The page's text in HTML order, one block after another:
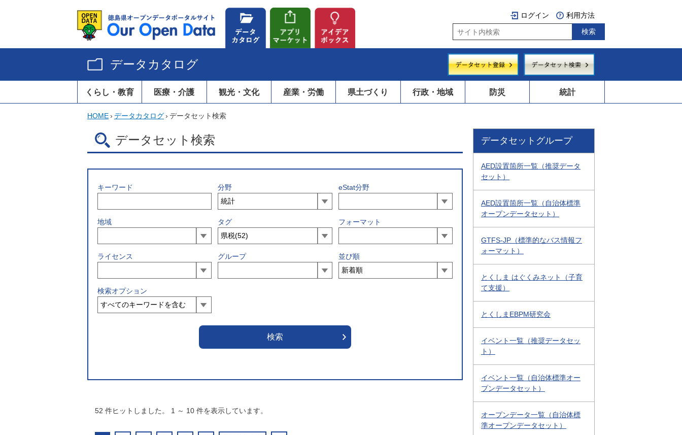
ログイン 利用方法
データカタログ
くらし・教育 医療・介護 観光・文化 産業・労働 県土づくり 行政・地域 防災 統計
HOME› データカタログ› データセット検索
データセット検索
キーワード 分野 eStat分野
地域 タグ フォーマット
ライセンス グループ 並び順
検索オプション
52 件ヒットしました。 1 ～ 10 件を表示しています。
データセットグループ
AED設置箇所一覧（推奨データ
セット）
AED設置箇所一覧（自治体標準
オープンデータセット）
GTFS-JP（標準的なバス情報フ
ォーマット）
とくしま はぐくみネット（子育
て支援）
とくしまEBPM研究会
イベント一覧（推奨データセッ
ト）
イベント一覧（自治体標準オー
プンデータセット）
オープンデータ一覧（自治体標
準オープンデータセット）